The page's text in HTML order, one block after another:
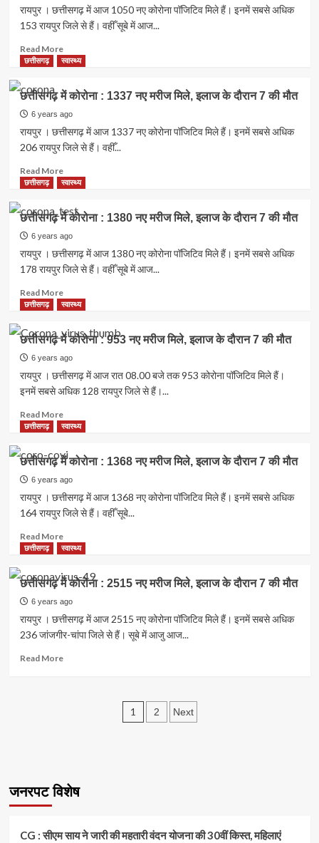
की
मौत
:
300
मरीज
मिले,
के
दौरान
7
की
मौत
रायपुर । छत्तीसगढ़ में आज 1050 नए कोरोना पॉजिटिव मिले हैं। इनमें सबसे अधिक
153 रायपुर जिले से हैं। वहीँ सूबे में आज...
Read MoreRead
more
छत्तीसगढ़
में
कोरोना
:
1050
मरीज
मिले,
के
दौरान
7
की
मौत
छत्तीसगढ़ स्वास्थ्य
छत्तीसगढ़ में कोरोना : 1337 नए मरीज मिले, इलाज के दौरान 7 की मौत
6 years ago
रायपुर । छत्तीसगढ़ में आज 1337 नए कोरोना पॉजिटिव मिले हैं। इनमें सबसे अधिक
206 रायपुर जिले से हैं। वहीँ...
Read MoreRead
more
छत्तीसगढ़
में
कोरोना
:
1337
मरीज
मिले,
के
दौरान
7
की
मौत
छत्तीसगढ़ स्वास्थ्य
छत्तीसगढ़ में कोरोना : 1380 नए मरीज मिले, इलाज के दौरान 7 की मौत
6 years ago
रायपुर । छत्तीसगढ़ में आज 1380 नए कोरोना पॉजिटिव मिले हैं। इनमें सबसे अधिक
178 रायपुर जिले से हैं। वहीँ सूबे में आज...
Read MoreRead
more
छत्तीसगढ़
में
कोरोना
:
1380
मरीज
मिले,
के
दौरान
7
की
मौत
छत्तीसगढ़ स्वास्थ्य
छत्तीसगढ़ में कोरोना : 953 नए मरीज मिले, इलाज के दौरान 7 की मौत
6 years ago
रायपुर । छत्तीसगढ़ में आज रात 08.00 बजे तक 953 कोरोना पॉजिटिव मिले हैं।
इनमें सबसे अधिक 128 रायपुर जिले से हैं।...
Read MoreRead
more
छत्तीसगढ़
में
कोरोना
:
953
मरीज
मिले,
के
दौरान
7
की
छत्तीसगढ़ स्वास्थ्य
छत्तीसगढ़ में कोरोना : 1368 नए मरीज मिले, इलाज के दौरान 7 की मौत
6 years ago
रायपुर । छत्तीसगढ़ में आज 1368 नए कोरोना पॉजिटिव मिले हैं। इनमें सबसे अधिक
164 रायपुर जिले से हैं। वहीँ सूबे...
Read MoreRead
more
छत्तीसगढ़
में
कोरोना
:
1368
मरीज
छत्तीसगढ़ स्वास्थ्य
छत्तीसगढ़ में कोरोना : 2515 नए मरीज मिले, इलाज के दौरान 7 की मौत
6 years ago
रायपुर । छत्तीसगढ़ में आज 2515 नए कोरोना पॉजिटिव मिले हैं। इनमें सबसे अधिक
236 जांजगीर-चांपा जिले से हैं। सूबे में आजु आज...
Read MoreRead
मिले,
दौरान
Posts
1 2 Next
जनरपट विशेष
CG : सीएम साय ने जारी की महतारी वंदन योजना की 30वीं किस्त, महिलाएं